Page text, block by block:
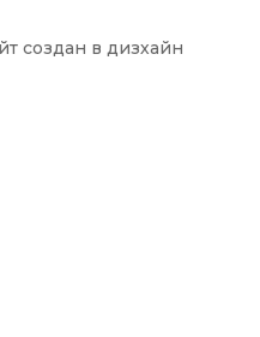
создан в дизхайн